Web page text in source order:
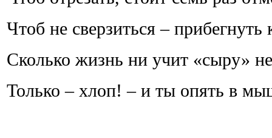
Чтоб не сверзиться – прибегнуть
Сколько жизнь ни учит «сыру»
Только – хлоп! – и ты опять в